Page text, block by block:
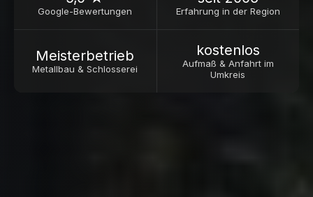
Google-Bewertungen Erfahrung in der Region
Meister­betrieb
Metallbau & Schlosserei
kostenlos
Aufmaß & Anfahrt im
Umkreis